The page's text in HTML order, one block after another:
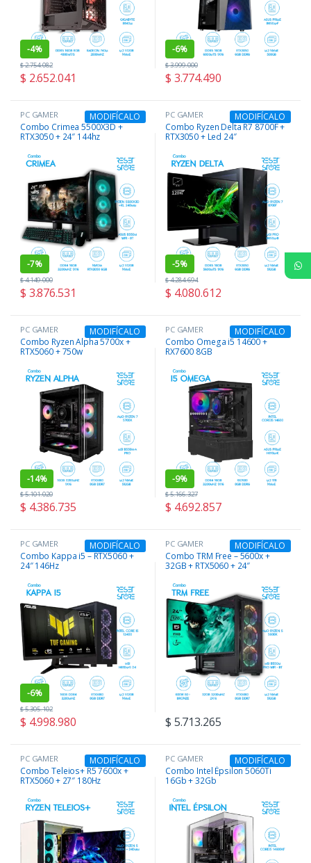
-4%
$ 2.652.041
$2.754.082
-6%
$ 3.774.490
$3.999.000
PC GAMER
Combo Crimea 5500X3D +
RTX3050 + 24″ 144hz
-7%
MODIFÍCALO
$ 3.876.531
$4.149.000
PC GAMER
Combo Ryzen Delta R7 8700F +
RTX3050 + Led 24″
-5%
MODIFÍCALO
$ 4.080.612
$4.284.694
PC GAMER
Combo Ryzen Alpha 5700x +
RTX5060 + 750w
-14%
MODIFÍCALO
$ 4.386.735
$5.101.020
PC GAMER
Combo Omega i5 14600 +
RX7600 8GB
-9%
MODIFÍCALO
$ 4.692.857
$5.166.327
PC GAMER
Combo Kappa i5 – RTX5060 +
24″ 146Hz
-6%
MODIFÍCALO
$ 4.998.980
$5.305.102
PC GAMER
Combo TRM Free – 5600x +
32GB + RTX5060 + 24″
MODIFÍCALO
$ 5.713.265
PC GAMER
Combo Teleios+ R5 7600x +
RTX5060 + 27″ 180Hz
MODIFÍCALO PC GAMER
Combo Intel Épsilon 5060Ti
16Gb + 32Gb
MODIFÍCALO